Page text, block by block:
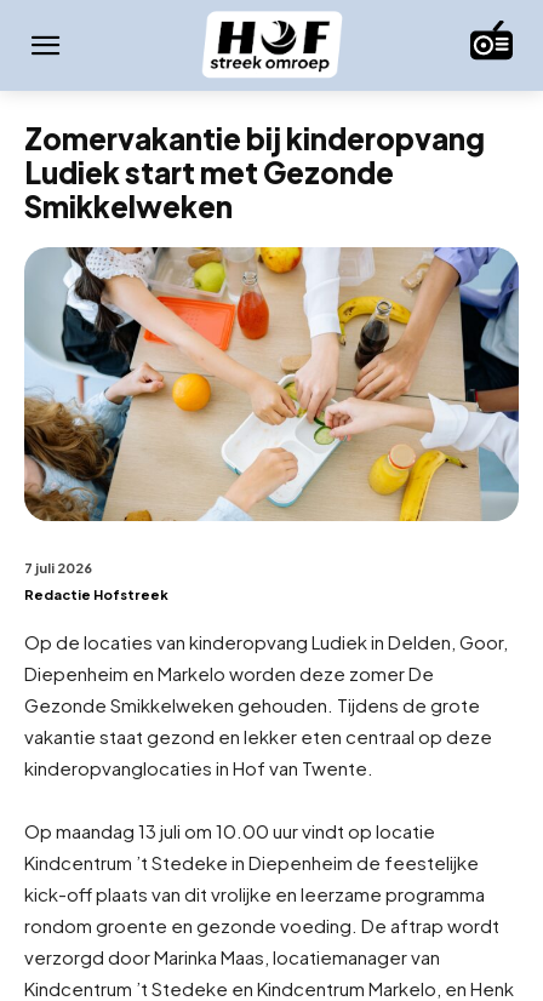
Zomervakantie bij kinderopvang
Ludiek start met Gezonde
Smikkelweken
7 juli 2026
Redactie Hofstreek
Op de locaties van kinderopvang Ludiek in Delden, Goor,
Diepenheim en Markelo worden deze zomer De
Gezonde Smikkelweken gehouden. Tijdens de grote
vakantie staat gezond en lekker eten centraal op deze
kinderopvanglocaties in Hof van Twente.
Op maandag 13 juli om 10.00 uur vindt op locatie
Kindcentrum ’t Stedeke in Diepenheim de feestelijke
kick-off plaats van dit vrolijke en leerzame programma
rondom groente en gezonde voeding. De aftrap wordt
verzorgd door Marinka Maas, locatiemanager van
Kindcentrum ’t Stedeke en Kindcentrum Markelo, en Henk